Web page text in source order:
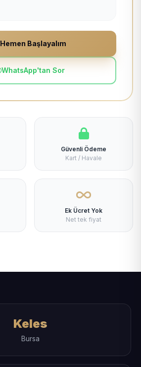
Hemen Başlayalım
WhatsApp'tan Sor
Güvenli Ödeme
Kart / Havale
Ek Ücret Yok
Net tek fiyat
Keles
Bursa